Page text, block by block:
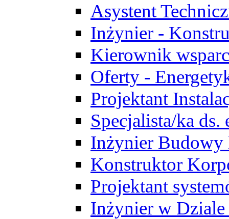
Asystent
Inżynier -
Kierownik
Oferty -
Projektant
Specjalista/ka
Inżynier
Konstruktor
Projektant
Inżynier w